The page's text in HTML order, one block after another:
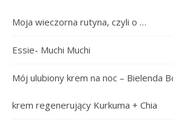
Moja wieczorna rutyna, czyli o …
Essie- Muchi Muchi
Mój ulubiony krem na noc – Bielenda
krem regenerujący Kurkuma + Chia